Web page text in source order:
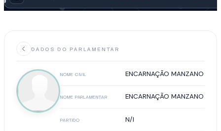
DADOS DO PARLAMENTAR
NOME CIVIL ENCARNAÇÃO MANZANO
NOME PARLAMENTAR ENCARNAÇÃO MANZANO
PARTIDO N/I